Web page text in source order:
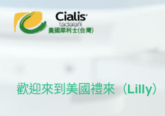
歡迎來到美國禮來（Lilly